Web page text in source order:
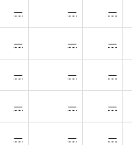
— — —
— — —
— — —
— — —
— — —